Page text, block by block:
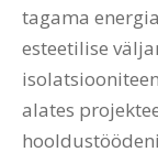
tagama
esteetilise
alates